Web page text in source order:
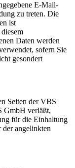
E-Mail-
zu treten. Die
ist
Daten werden
sofern Sie
gesondert
Seiten der VBS
GmbH verläßt,
für die Einhaltung
angelinkten